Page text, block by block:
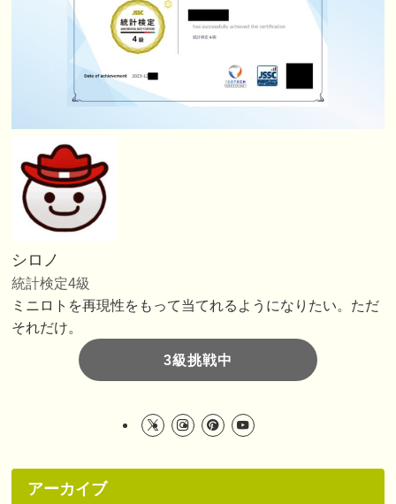
シロノ
統計検定4級
ミニロトを再現性をもって当てれるようになりたい。ただ
それだけ。
3級挑戦中
アーカイブ